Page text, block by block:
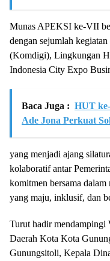
Munas APEKSI ke-VII
dengan sejumlah
(Komdigi), Lingkungan
Indonesia City Expo
Baca Juga : HUT
Ade Jona Perkuat
yang menjadi ajang
kolaboratif antar
komitmen bersama
yang maju, inklusif, dan
Turut hadir
Daerah Kota Kota
Gunungsitoli, Kepala